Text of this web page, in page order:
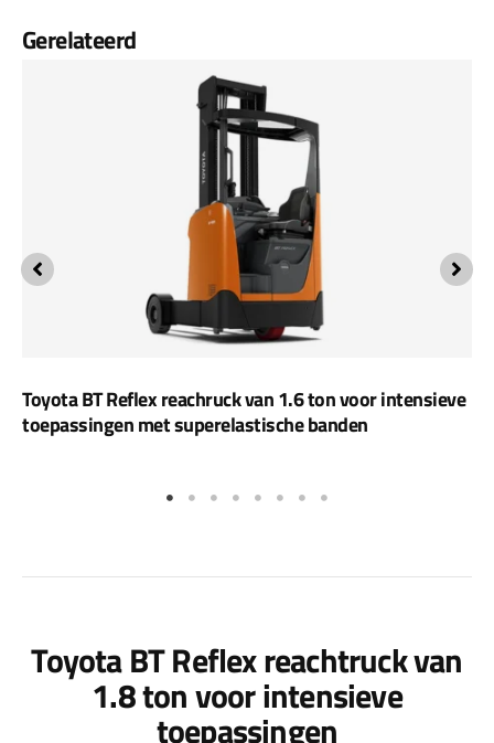
Gerelateerd
Toyota BT Reflex reachruck van 1.6 ton voor intensieve
toepassingen met superelastische banden
Toyota BT Reflex reachtruck van
1.8 ton voor intensieve
toepassingen